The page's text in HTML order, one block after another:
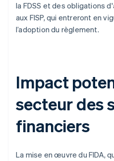
la FDSS et des obligations
aux FISP, qui entreront en
l’adoption du règlement.
Impact
secteur des
financiers
La mise en œuvre du FIDA,